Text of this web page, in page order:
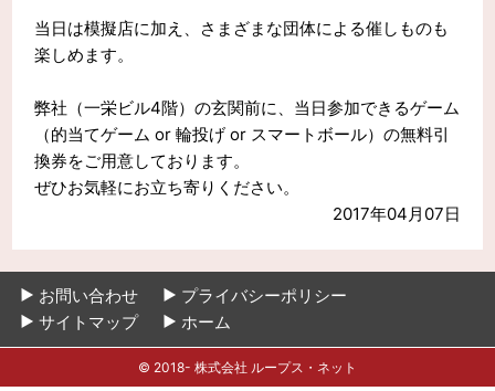
当日は模擬店に加え、さまざまな団体による催しものも
楽しめます。
弊社（一栄ビル4階）の玄関前に、当日参加できるゲーム
（的当てゲーム or 輪投げ or スマートボール）の無料引
換券をご用意しております。
ぜひお気軽にお立ち寄りください。
2017年04月07日
お問い合わせ
プライバシーポリシー
サイトマップ
ホーム
© 2018- 株式会社 ループス・ネット